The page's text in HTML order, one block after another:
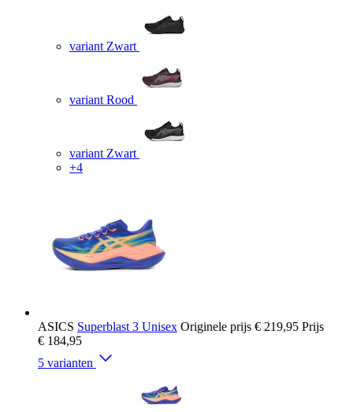
variant Zwart
variant Rood
variant Zwart
+4
ASICS Superblast 3 Unisex Originele prijs € 219,95 Prijs
€ 184,95
5 varianten